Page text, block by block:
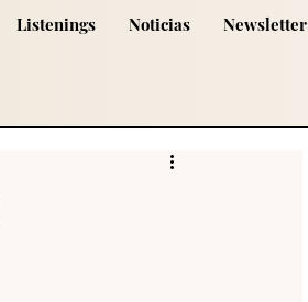
Listenings Noticias Newsletter